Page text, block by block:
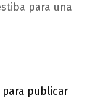
para una
para publicar